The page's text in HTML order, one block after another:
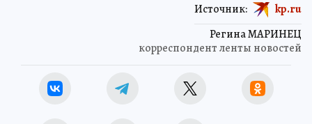
Регина МАРИНЕЦ
корреспондент ленты новостей
Источник: kp.ru